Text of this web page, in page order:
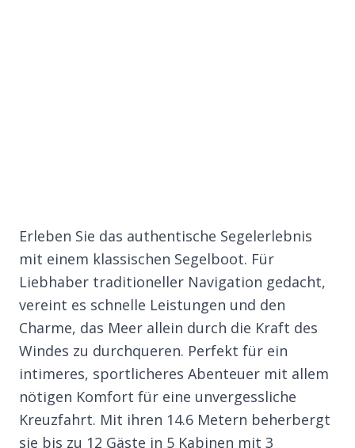
Erleben Sie das authentische Segelerlebnis
mit einem klassischen Segelboot. Für
Liebhaber traditioneller Navigation gedacht,
vereint es schnelle Leistungen und den
Charme, das Meer allein durch die Kraft des
Windes zu durchqueren. Perfekt für ein
intimeres, sportlicheres Abenteuer mit allem
nötigen Komfort für eine unvergessliche
Kreuzfahrt. Mit ihren 14.6 Metern beherbergt
sie bis zu 12 Gäste in 5 Kabinen mit 3